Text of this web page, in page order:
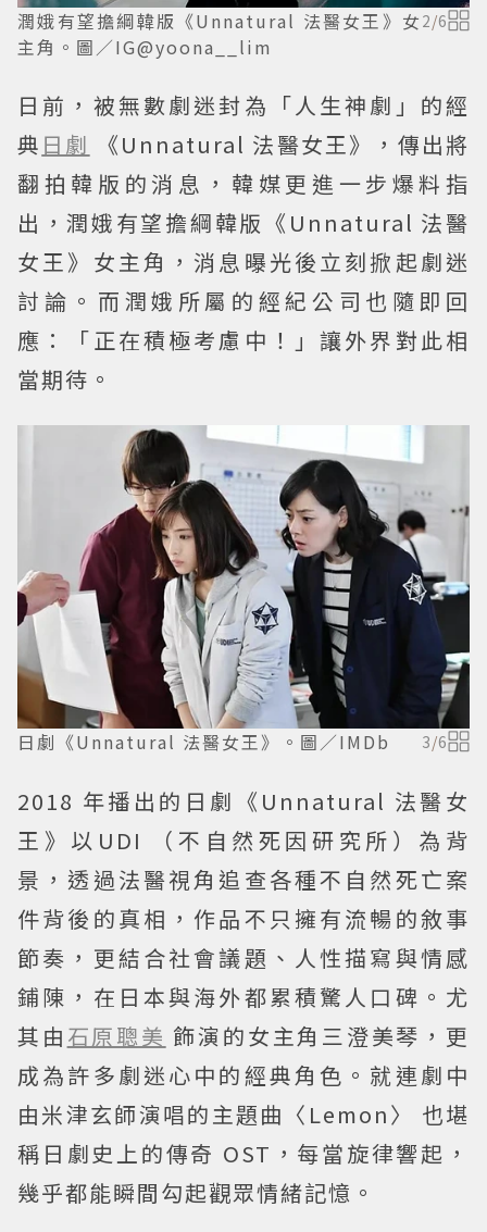
潤娥有望擔綱韓版《Unnatural 法醫女王》女
主角。圖／IG@yoona__lim
2/6
日前，被無數劇迷封為「人生神劇」的經
典 日劇
《Unnatural 法醫女王》，傳出將
翻拍韓版的消息，韓媒更進一步爆料指
出，潤娥有望擔綱韓版《Unnatural 法醫
女王》女主角，消息曝光後立刻掀起劇迷
討論。而潤娥所屬的經紀公司也隨即回
應：「正在積極考慮中！」讓外界對此相
當期待。
日劇《Unnatural 法醫女王》。圖／IMDb 3/6
2018 年播出的日劇《Unnatural 法醫女
王》以UDI （不自然死因研究所）為背
景，透過法醫視角追查各種不自然死亡案
件背後的真相，作品不只擁有流暢的敘事
節奏，更結合社會議題、人性描寫與情感
鋪陳，在日本與海外都累積驚人口碑。尤
其由 石原聰美 飾演的女主角三澄美琴，更
成為許多劇迷心中的經典角色。就連劇中
由米津玄師演唱的主題曲〈Lemon〉 也堪
稱日劇史上的傳奇 OST，每當旋律響起，
幾乎都能瞬間勾起觀眾情緒記憶。